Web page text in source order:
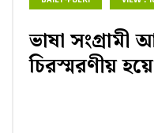
ভাষা
চিরস্মরণীয়